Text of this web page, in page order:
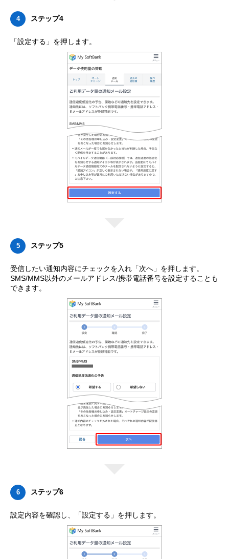
4 ステップ4
「設定する」を押します。
5 ステップ5
受信したい通知内容にチェックを入れ「次へ」を押します。
SMS/MMS以外のメールアドレス/携帯電話番号を設定することも
できます。
6 ステップ6
設定内容を確認し、「設定する」を押します。